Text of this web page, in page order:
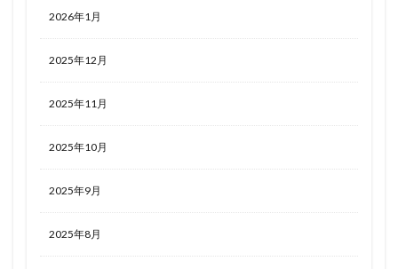
2026年1月
2025年12月
2025年11月
2025年10月
2025年9月
2025年8月